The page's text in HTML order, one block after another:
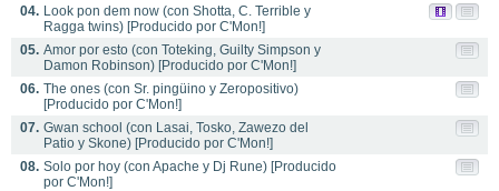
04. Look pon dem now (con Shotta, C. Terrible y
Ragga twins) [Producido por C'Mon!]
05. Amor por esto (con Toteking, Guilty Simpson y
Damon Robinson) [Producido por C'Mon!]
06. The ones (con Sr. pingüino y Zeropositivo)
[Producido por C'Mon!]
07. Gwan school (con Lasai, Tosko, Zawezo del
Patio y Skone) [Producido por C'Mon!]
08. Solo por hoy (con Apache y Dj Rune) [Producido
por C'Mon!]